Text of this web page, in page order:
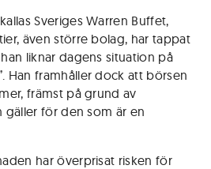
Sveriges Warren Buffet,
även större bolag, har tappat
liknar dagens situation på
Han framhåller dock att börsen
främst på grund av
gäller för den som är en
har överprisat risken för